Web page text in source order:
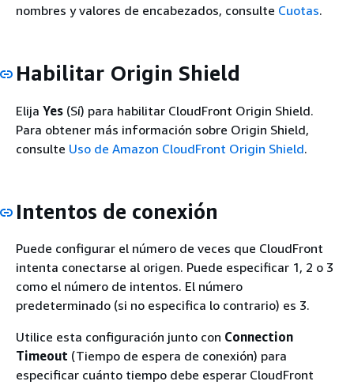
nombres y valores de encabezados, consulte Cuotas.
Habilitar Origin Shield
Elija Yes (Sí) para habilitar CloudFront Origin Shield.
Para obtener más información sobre Origin Shield,
consulte Uso de Amazon CloudFront Origin Shield.
Intentos de conexión
Puede configurar el número de veces que CloudFront
intenta conectarse al origen. Puede especificar 1, 2 o 3
como el número de intentos. El número
predeterminado (si no especifica lo contrario) es 3.
Utilice esta configuración junto con Connection
Timeout (Tiempo de espera de conexión) para
especificar cuánto tiempo debe esperar CloudFront